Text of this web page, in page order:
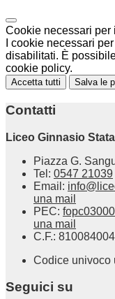
Cookie necessari per
I cookie necessari
disabilitati. È
cookie policy.
Accetta tutti Salva le
Contatti
Liceo Ginnasio
Piazza G.
Tel: 0547 21039
Email:
una mail
PEC:
una mail
C.F.:
Codice univoco
Seguici su